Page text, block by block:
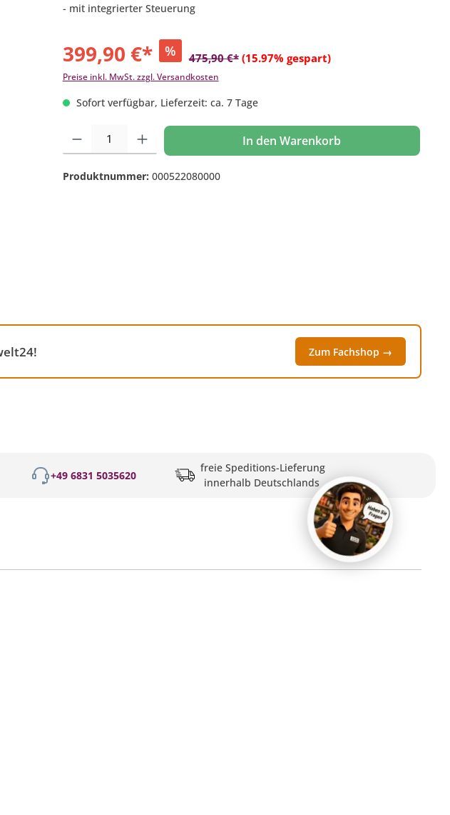
- mit integrierter Steuerung
399,90 €* % 475,90 €* (15.97% gespart)
Preise inkl. MwSt. zzgl. Versandkosten
Sofort verfügbar, Lieferzeit: ca. 7 Tage
Produkt Anzahl: Gib den gewünschten Wert ein oder benutze die Schaltflächen um die
In den Warenkorb
Produktnummer: 000522080000
Zum Fachshop →
+49 6831 5035620
freie Speditions-Lieferung
innerhalb Deutschlands